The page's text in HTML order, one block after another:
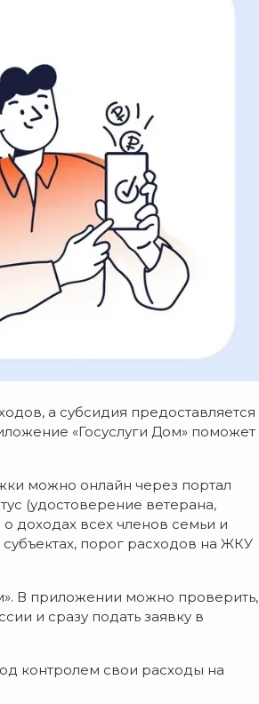
а субсидия предоставляется
«Госуслуги Дом» поможет
можно онлайн через портал
(удостоверение ветерана,
доходах всех членов семьи и
порог расходов на ЖКУ
В приложении можно проверить,
и сразу подать заявку в
контролем свои расходы на